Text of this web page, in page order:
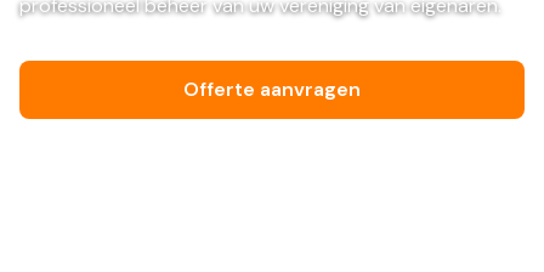
Offerte aanvragen